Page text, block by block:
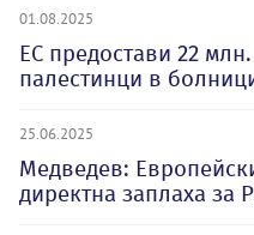
01.08.2025
ЕС предостави 22
палестинци в
25.06.2025
Медведев:
директна заплаха за